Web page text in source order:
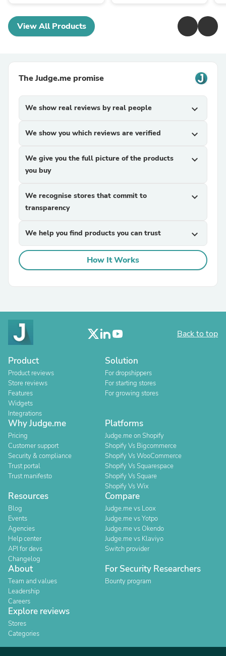
View All Products
The Judge.me promise
We show real reviews by real people expand_more
We show you which reviews are verified expand_more
We give you the full picture of the products
you buy
expand_more
We recognise stores that commit to
transparency
expand_more
We help you find products you can trust expand_more
How It Works
Back to top
Product
Product reviews
Store reviews
Features
Widgets
Integrations
Solution
For dropshippers
For starting stores
For growing stores
Why Judge.me
Pricing
Customer support
Security & compliance
Trust portal
Trust manifesto
Platforms
Judge.me on Shopify
Shopify Vs Bigcommerce
Shopify Vs WooCommerce
Shopify Vs Squarespace
Shopify Vs Square
Shopify Vs Wix
Resources
Blog
Events
Agencies
Help center
API for devs
Changelog
Compare
Judge.me vs Loox
Judge.me vs Yotpo
Judge.me vs Okendo
Judge.me vs Klaviyo
Switch provider
About
Team and values
Leadership
Careers
For Security Researchers
Bounty program
Explore reviews
Stores
Categories